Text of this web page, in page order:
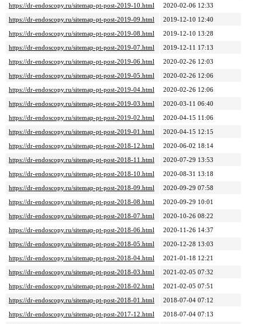
https://dr-endoscopy.ru/sitemap-pt-post-2019-10.html
2020-02-06 12:33
https://dr-endoscopy.ru/sitemap-pt-post-2019-09.html
2019-12-10 12:40
https://dr-endoscopy.ru/sitemap-pt-post-2019-08.html
2019-12-10 13:28
https://dr-endoscopy.ru/sitemap-pt-post-2019-07.html
2019-12-11 17:13
https://dr-endoscopy.ru/sitemap-pt-post-2019-06.html
2020-02-26 12:03
https://dr-endoscopy.ru/sitemap-pt-post-2019-05.html
2020-02-26 12:06
https://dr-endoscopy.ru/sitemap-pt-post-2019-04.html
2020-02-26 12:06
https://dr-endoscopy.ru/sitemap-pt-post-2019-03.html
2020-03-11 06:40
https://dr-endoscopy.ru/sitemap-pt-post-2019-02.html
2020-04-15 11:06
https://dr-endoscopy.ru/sitemap-pt-post-2019-01.html
2020-04-15 12:15
https://dr-endoscopy.ru/sitemap-pt-post-2018-12.html
2020-06-02 18:14
https://dr-endoscopy.ru/sitemap-pt-post-2018-11.html
2020-07-29 13:53
https://dr-endoscopy.ru/sitemap-pt-post-2018-10.html
2020-08-31 13:18
https://dr-endoscopy.ru/sitemap-pt-post-2018-09.html
2020-09-29 07:58
https://dr-endoscopy.ru/sitemap-pt-post-2018-08.html
2020-09-29 10:01
https://dr-endoscopy.ru/sitemap-pt-post-2018-07.html
2020-10-26 08:22
https://dr-endoscopy.ru/sitemap-pt-post-2018-06.html
2020-11-26 14:37
https://dr-endoscopy.ru/sitemap-pt-post-2018-05.html
2020-12-28 13:03
https://dr-endoscopy.ru/sitemap-pt-post-2018-04.html
2021-01-18 12:21
https://dr-endoscopy.ru/sitemap-pt-post-2018-03.html
2021-02-05 07:32
https://dr-endoscopy.ru/sitemap-pt-post-2018-02.html
2021-02-05 07:51
https://dr-endoscopy.ru/sitemap-pt-post-2018-01.html
2018-07-04 07:12
https://dr-endoscopy.ru/sitemap-pt-post-2017-12.html
2018-07-04 07:13